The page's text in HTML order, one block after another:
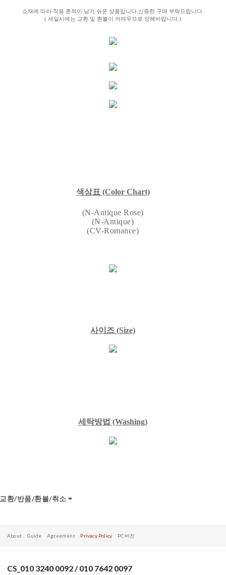
소재에 따라 착용 흔적이 남기 쉬운 상품입니다.신중한 구매 부탁드립니다.
( 세일시에는 교환 및 환불이 어려우므로 양해바랍니다 )
색상표 (Color Chart)
(N-Antique Rose)
(N-Antique)
(CV-Romance)
사이즈 (Size)
세탁방법 (Washing)
교환/반품/환불/취소
About Guide Agreement Privacy Policy PC 버전
CS_010 3240 0092 / 010 7642 0097